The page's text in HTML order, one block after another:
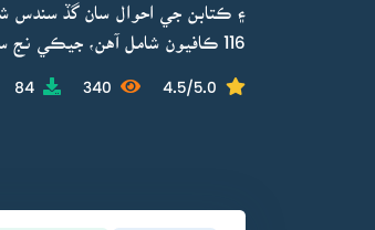
۽ ڪتابن جي احوال سان گڏ سندس
116 ڪافيون شامل آهن، جيڪي نج سنڌي ٻوليءَ جو اعليٰ نمونو آهن.
4.5/5.0
340
84